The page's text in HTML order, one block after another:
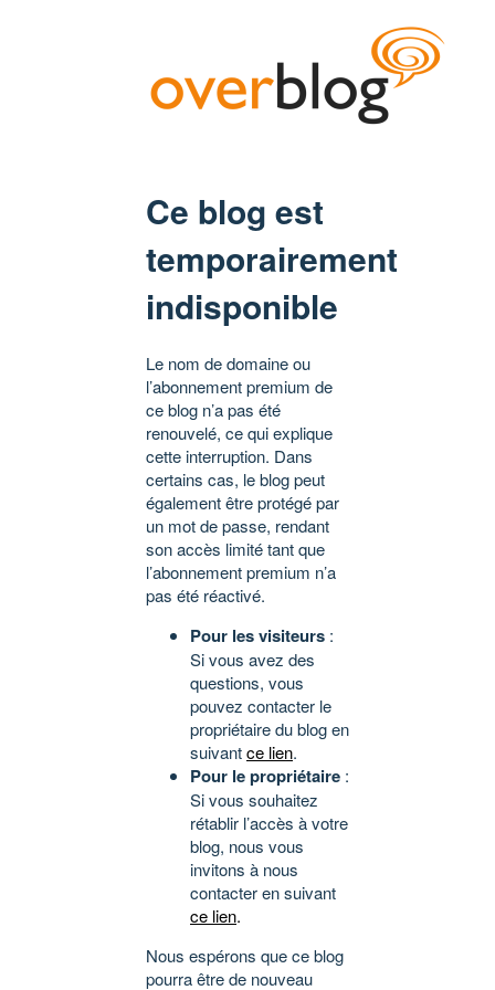
Ce blog est
temporairement
indisponible
Le nom de domaine ou
l’abonnement premium de
ce blog n’a pas été
renouvelé, ce qui explique
cette interruption. Dans
certains cas, le blog peut
également être protégé par
un mot de passe, rendant
son accès limité tant que
l’abonnement premium n’a
pas été réactivé.
Pour les visiteurs :
Si vous avez des
questions, vous
pouvez contacter le
propriétaire du blog en
suivantce lien.
Pour le propriétaire :
Si vous souhaitez
rétablir l’accès à votre
blog, nous vous
invitons à nous
contacter en suivant
ce lien.
Nous espérons que ce blog
pourra être de nouveau